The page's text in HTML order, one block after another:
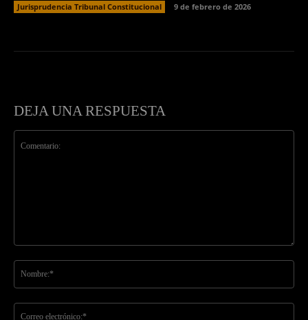
Jurisprudencia Tribunal Constitucional 9 de febrero de 2026
DEJA UNA RESPUESTA